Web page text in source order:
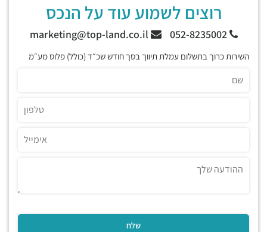
רוצים לשמוע עוד על הנכס
052-8235002
השירות כרוך בתשלום עמלת תיווך בסך חודש שכ״ד (כולל) פלוס מע״מ